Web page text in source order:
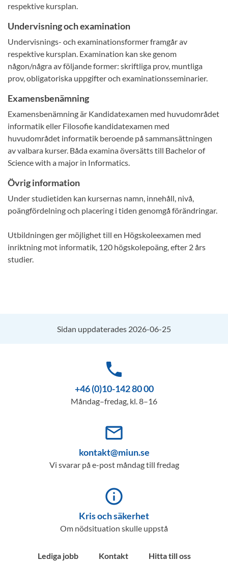
respektive kursplan.
Undervisning och examination
Undervisnings- och examinationsformer framgår av
respektive kursplan. Examination kan ske genom
någon/några av följande former: skriftliga prov, muntliga
prov, obligatoriska uppgifter och examinationsseminarier.
Examensbenämning
Examensbenämning är Kandidatexamen med huvudområdet
informatik eller Filosofie kandidatexamen med
huvudområdet informatik beroende på sammansättningen
av valbara kurser. Båda examina översätts till Bachelor of
Science with a major in Informatics.
Övrig information
Under studietiden kan kursernas namn, innehåll, nivå,
poängfördelning och placering i tiden genomgå förändringar.
Utbildningen ger möjlighet till en Högskoleexamen med
inriktning mot informatik, 120 högskolepoäng, efter 2 års
studier.
Sidan uppdaterades 2026-06-25
phone
+46 (0)10-142 80 00
Måndag–fredag, kl. 8–16
mail_outline
kontakt@miun.se
Vi svarar på e-post måndag till fredag
info_outline
Kris och säkerhet
Om nödsituation skulle uppstå
Lediga jobb Kontakt Hitta till oss